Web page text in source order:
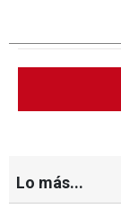
Lo más...